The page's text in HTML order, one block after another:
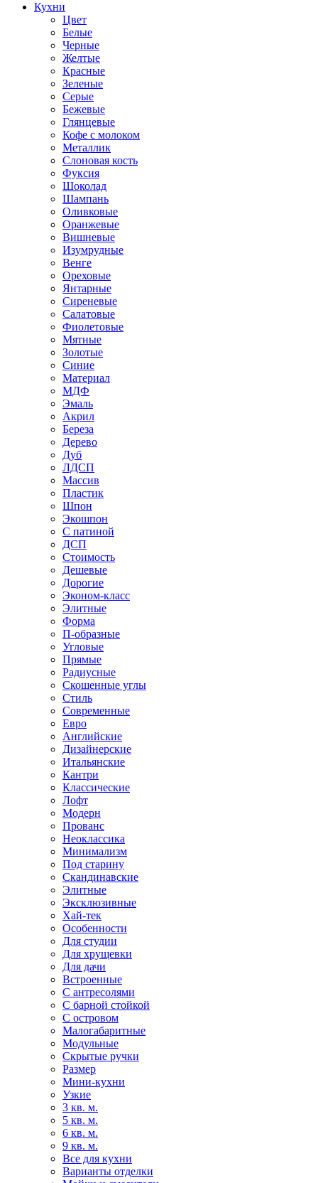
Кухни
Цвет
Белые
Черные
Желтые
Красные
Зеленые
Серые
Бежевые
Глянцевые
Кофе с молоком
Металлик
Слоновая кость
Фуксия
Шоколад
Шампань
Оливковые
Оранжевые
Вишневые
Изумрудные
Венге
Ореховые
Янтарные
Сиреневые
Салатовые
Фиолетовые
Мятные
Золотые
Синие
Материал
МДФ
Эмаль
Акрил
Береза
Дерево
Дуб
ЛДСП
Массив
Пластик
Шпон
Экошпон
С патиной
ДСП
Стоимость
Дешевые
Дорогие
Эконом-класс
Элитные
Форма
П-образные
Угловые
Прямые
Радиусные
Скошенные углы
Стиль
Современные
Евро
Английские
Дизайнерские
Итальянские
Кантри
Классические
Лофт
Модерн
Прованс
Неоклассика
Минимализм
Под старину
Скандинавские
Элитные
Эксклюзивные
Хай-тек
Особенности
Для студии
Для хрущевки
Для дачи
Встроенные
С антресолями
С барной стойкой
С островом
Малогабаритные
Модульные
Скрытые ручки
Размер
Мини-кухни
Узкие
3 кв. м.
5 кв. м.
6 кв. м.
9 кв. м.
Все для кухни
Варианты отделки